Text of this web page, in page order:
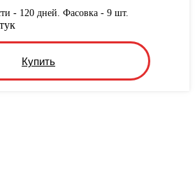
- 120 дней. Фасовка - 9 шт.
Купить